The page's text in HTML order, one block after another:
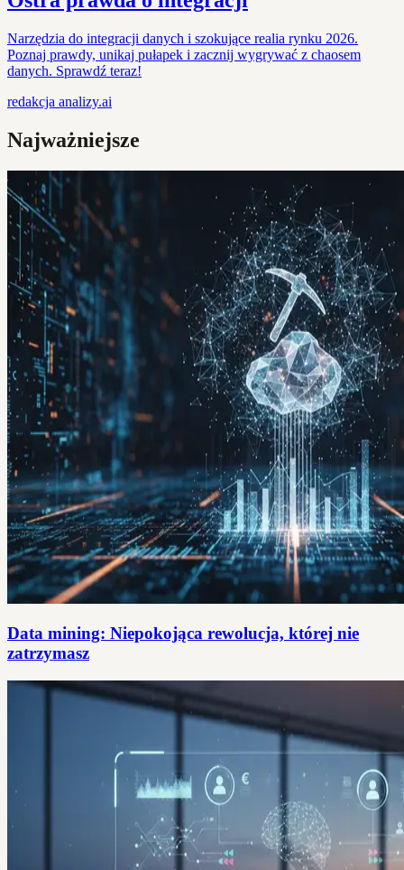
Narzędzia do integracji danych i szokujące realia rynku 2026.
Poznaj prawdy, unikaj pułapek i zacznij wygrywać z chaosem
danych. Sprawdź teraz!
redakcja analizy.ai
Najważniejsze
Data mining: Niepokojąca rewolucja, której nie
zatrzymasz